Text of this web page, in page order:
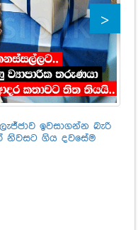
ඉවසාගන්න බැරි
නිවසට ගිය දවසේම